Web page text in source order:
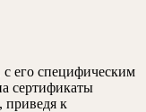
его специфическим
сертификаты
приведя к